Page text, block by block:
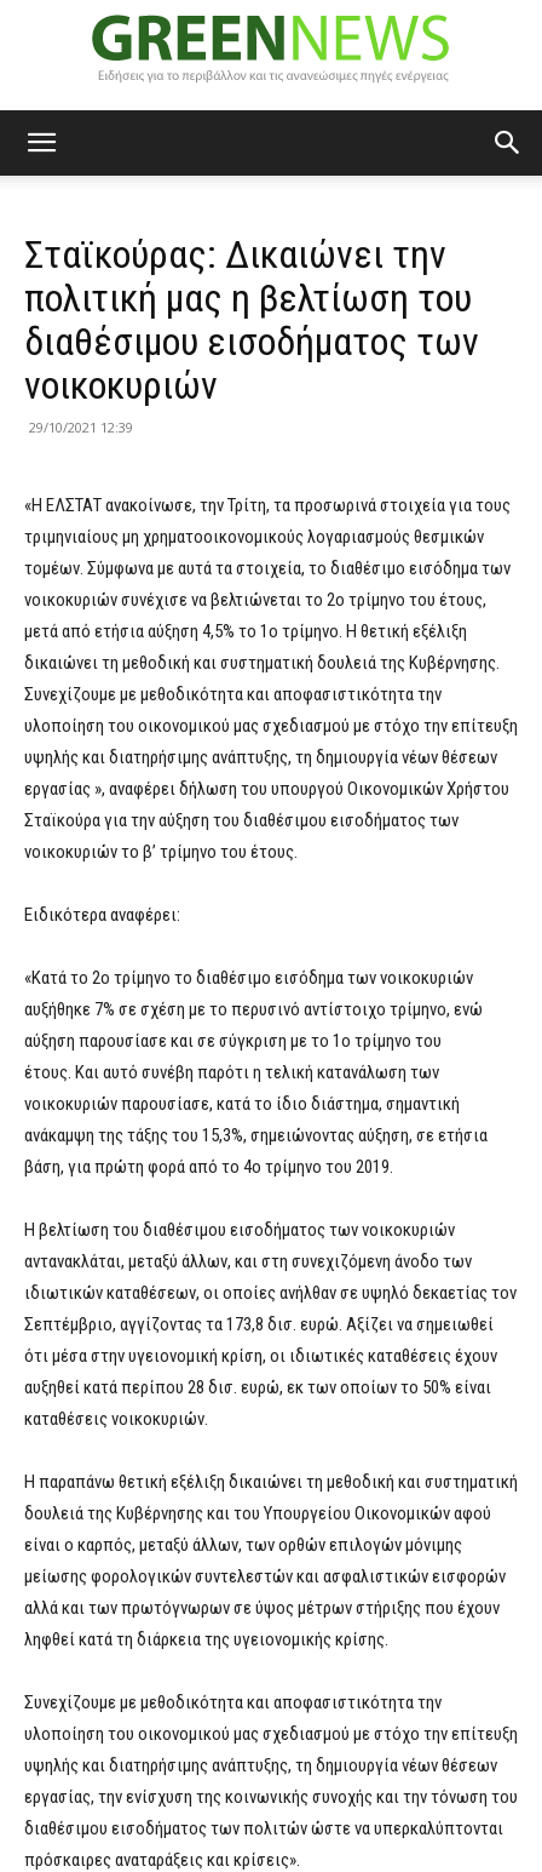
News
Σταϊκούρας: Δικαιώνει την
πολιτική μας η βελτίωση του
διαθέσιμου εισοδήματος των
νοικοκυριών
29/10/2021 12:39
«Η ΕΛΣΤΑΤ ανακοίνωσε, την Τρίτη, τα προσωρινά στοιχεία για τους
τριμηνιαίους μη χρηματοοικονομικούς λογαριασμούς θεσμικών
τομέων. Σύμφωνα με αυτά τα στοιχεία, το διαθέσιμο εισόδημα των
νοικοκυριών συνέχισε να βελτιώνεται το 2ο τρίμηνο του έτους,
μετά από ετήσια αύξηση 4,5% το 1ο τρίμηνο. Η θετική εξέλιξη
δικαιώνει τη μεθοδική και συστηματική δουλειά της Κυβέρνησης.
Συνεχίζουμε με μεθοδικότητα και αποφασιστικότητα την
υλοποίηση του οικονομικού μας σχεδιασμού με στόχο την επίτευξη
υψηλής και διατηρήσιμης ανάπτυξης, τη δημιουργία νέων θέσεων
εργασίας », αναφέρει δήλωση του υπουργού Οικονομικών Χρήστου
Σταϊκούρα για την αύξηση του διαθέσιμου εισοδήματος των
νοικοκυριών το β’ τρίμηνο του έτους.
Ειδικότερα αναφέρει:
«Κατά το 2ο τρίμηνο το διαθέσιμο εισόδημα των νοικοκυριών
αυξήθηκε 7% σε σχέση με το περυσινό αντίστοιχο τρίμηνο, ενώ
αύξηση παρουσίασε και σε σύγκριση με το 1ο τρίμηνο του
έτους. Και αυτό συνέβη παρότι η τελική κατανάλωση των
νοικοκυριών παρουσίασε, κατά το ίδιο διάστημα, σημαντική
ανάκαμψη της τάξης του 15,3%, σημειώνοντας αύξηση, σε ετήσια
βάση, για πρώτη φορά από το 4ο τρίμηνο του 2019.
Η βελτίωση του διαθέσιμου εισοδήματος των νοικοκυριών
αντανακλάται, μεταξύ άλλων, και στη συνεχιζόμενη άνοδο των
ιδιωτικών καταθέσεων, οι οποίες ανήλθαν σε υψηλό δεκαετίας τον
Σεπτέμβριο, αγγίζοντας τα 173,8 δισ. ευρώ. Αξίζει να σημειωθεί
ότι μέσα στην υγειονομική κρίση, οι ιδιωτικές καταθέσεις έχουν
αυξηθεί κατά περίπου 28 δισ. ευρώ, εκ των οποίων το 50% είναι
καταθέσεις νοικοκυριών.
Η παραπάνω θετική εξέλιξη δικαιώνει τη μεθοδική και συστηματική
δουλειά της Κυβέρνησης και του Υπουργείου Οικονομικών αφού
είναι ο καρπός, μεταξύ άλλων, των ορθών επιλογών μόνιμης
μείωσης φορολογικών συντελεστών και ασφαλιστικών εισφορών
αλλά και των πρωτόγνωρων σε ύψος μέτρων στήριξης που έχουν
ληφθεί κατά τη διάρκεια της υγειονομικής κρίσης.
Συνεχίζουμε με μεθοδικότητα και αποφασιστικότητα την
υλοποίηση του οικονομικού μας σχεδιασμού με στόχο την επίτευξη
υψηλής και διατηρήσιμης ανάπτυξης, τη δημιουργία νέων θέσεων
εργασίας, την ενίσχυση της κοινωνικής συνοχής και την τόνωση του
διαθέσιμου εισοδήματος των πολιτών ώστε να υπερκαλύπτονται
πρόσκαιρες αναταράξεις και κρίσεις».